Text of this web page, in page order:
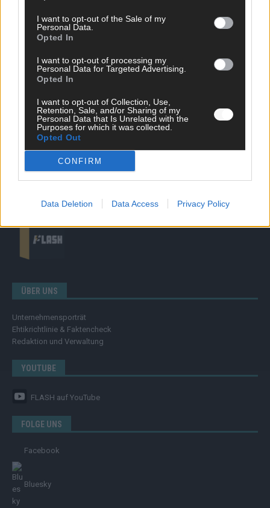
I want to opt-out of the Sale of my
Personal Data.
Opted In
I want to opt-out of processing my
Personal Data for Targeted Advertising.
Opted In
I want to opt-out of Collection, Use,
Retention, Sale, and/or Sharing of my
Personal Data that Is Unrelated with the
Purposes for which it was collected.
Opted Out
CONFIRM
Data Deletion Data Access Privacy Policy
SCHNELL ZUM RESSORT
Nachrichten
Ratgeber
Wissen
Kommentar
Streams & Storys
ÜBER UNS
Unternehmensporträt
Ehtikrichtlinie & Faktencheck
Redaktion und Verwaltung
YOUTUBE
FLASH auf YouTube
FOLGE UNS
Facebook
Bluesky